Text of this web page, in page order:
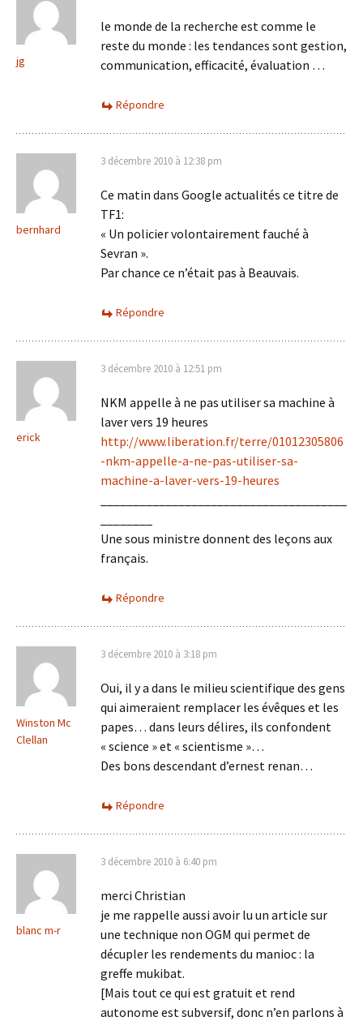
jg
le monde de la recherche est comme le
reste du monde : les tendances sont gestion,
communication, efficacité, évaluation …
Répondre
bernhard
3 décembre 2010 à 12:38 pm
Ce matin dans Google actualités ce titre de
TF1:
« Un policier volontairement fauché à
Sevran ».
Par chance ce n’était pas à Beauvais.
Répondre
erick
3 décembre 2010 à 12:51 pm
NKM appelle à ne pas utiliser sa machine à
laver vers 19 heures
http://www.liberation.fr/terre/01012305806
-nkm-appelle-a-ne-pas-utiliser-sa-
machine-a-laver-vers-19-heures
Une sous ministre donnent des leçons aux
français.
Répondre
Winston Mc
Clellan
3 décembre 2010 à 3:18 pm
Oui, il y a dans le milieu scientifique des gens
qui aimeraient remplacer les évêques et les
papes… dans leurs délires, ils confondent
« science » et « scientisme »…
Des bons descendant d’ernest renan…
Répondre
blanc m-r
3 décembre 2010 à 6:40 pm
merci Christian
je me rappelle aussi avoir lu un article sur
une technique non OGM qui permet de
décupler les rendements du manioc : la
greffe mukibat.
[Mais tout ce qui est gratuit et rend
autonome est subversif, donc n’en parlons à